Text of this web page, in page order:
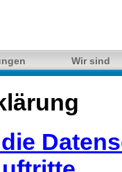
Wir sind